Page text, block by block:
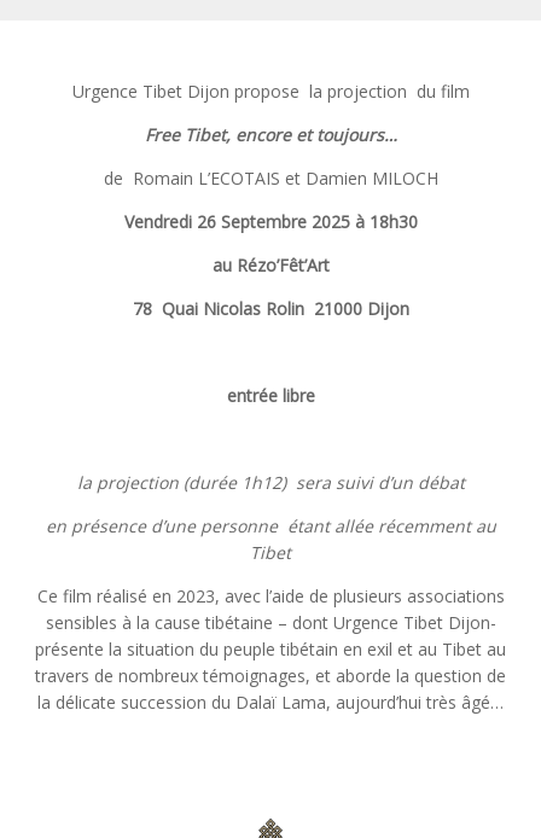
Urgence Tibet Dijon propose la projection du film
Free Tibet, encore et toujours…
de Romain L’ECOTAIS et Damien MILOCH
Vendredi 26 Septembre 2025 à 18h30
au Rézo’Fêt’Art
78 Quai Nicolas Rolin 21000 Dijon
entrée libre
la projection (durée 1h12) sera suivi d’un débat
en présence d’une personne étant allée récemment au
Tibet
Ce film réalisé en 2023, avec l’aide de plusieurs associations
sensibles à la cause tibétaine – dont Urgence Tibet Dijon-
présente la situation du peuple tibétain en exil et au Tibet au
travers de nombreux témoignages, et aborde la question de
la délicate succession du Dalaï Lama, aujourd’hui très âgé…